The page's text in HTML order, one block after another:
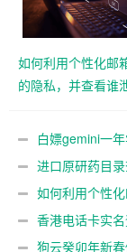
如何利用个性化邮
的隐私，并查看谁
白嫖gemini一
进口原研药目
如何利用个性
私 香港电话卡实
吗？狗云癸卯年新